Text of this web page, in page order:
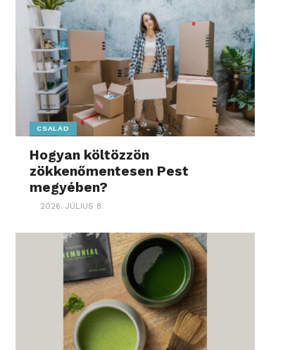
CSALÁD
Hogyan költözzön
zökkenőmentesen Pest
megyében?
2026. JÚLIUS 8.